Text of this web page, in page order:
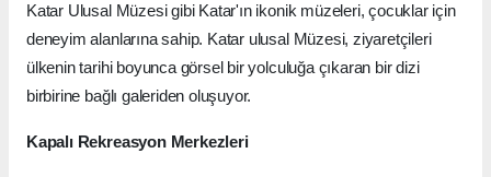
Katar Ulusal Müzesi gibi Katar'ın ikonik müzeleri, çocuklar için
deneyim alanlarına sahip. Katar ulusal Müzesi, ziyaretçileri
ülkenin tarihi boyunca görsel bir yolculuğa çıkaran bir dizi
birbirine bağlı galeriden oluşuyor.
Kapalı Rekreasyon Merkezleri